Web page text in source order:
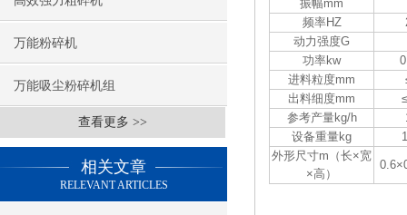
万能粉碎机
万能吸尘粉碎机组
查看更多 >>
相关文章
RELEVANT ARTICLES
振幅mm
频率HZ
动力强度G
功率kw
进料粒度mm
出料细度mm
参考产量kg/h
设备重量kg
外形尺寸m（长×宽
×高）